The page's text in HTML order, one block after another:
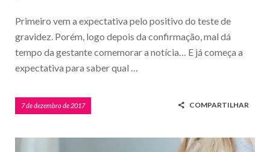
Primeiro vem a expectativa pelo positivo do teste de
gravidez. Porém, logo depois da confirmação, mal dá
tempo da gestante comemorar a notícia… E já começa a
expectativa para saber qual …
7 de dezembro de 2017 COMPARTILHAR